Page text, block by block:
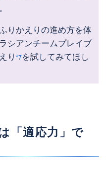
りかえりの進め方を体
シアンチームプレイブ
り*7 を試してみてほし
「適応力」で